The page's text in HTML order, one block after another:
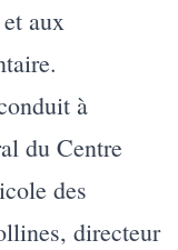
aux
à
du Centre
des
directeur